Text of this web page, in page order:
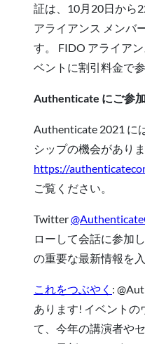
証は、10月20日から
アライアンス メンバ
す。 FIDO アライア
ベントに割引料金で
Authenticate にご参
Authenticate 2021 に
シップの機会があり
https://
ご覧ください。
Twitter
ローして会話に参加
の重要な最新情報を
これをつぶやく :
あります! イベントの
て、今年の講演者や